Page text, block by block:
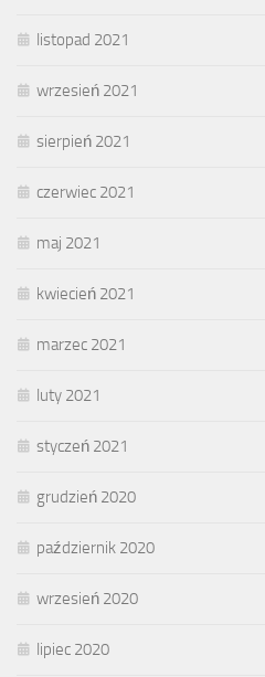
listopad 2021
wrzesień 2021
sierpień 2021
czerwiec 2021
maj 2021
kwiecień 2021
marzec 2021
luty 2021
styczeń 2021
grudzień 2020
październik 2020
wrzesień 2020
lipiec 2020